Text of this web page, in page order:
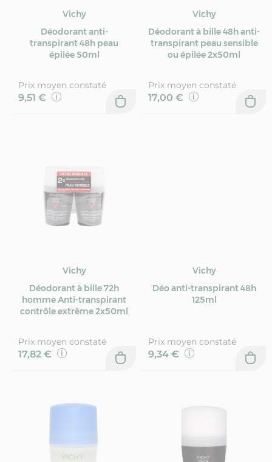
Vichy
Déodorant anti-
transpirant 48h peau
épilée 50ml
Prix moyen constaté
9,51 €
Vichy
Déodorant à bille 48h anti-
transpirant peau sensible
ou épilée 2x50ml
Prix moyen constaté
17,00 €
Vichy
Déodorant à bille 72h
homme Anti-transpirant
contrôle extrême 2x50ml
Prix moyen constaté
17,82 €
Vichy
Déo anti-transpirant 48h
125ml
Prix moyen constaté
9,34 €